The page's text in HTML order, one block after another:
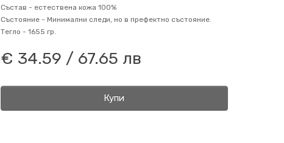
Състав - естествена кожа 100%
Състояние - Минимални следи, но в префектно състояние.
Тегло - 1655 гр.
€ 34.59 / 67.65 лв
Купи